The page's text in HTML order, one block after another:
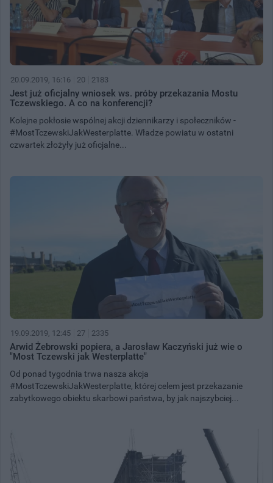
20.09.2019, 16:16 20 2183
Jest już oficjalny wniosek ws. próby przekazania Mostu
Tczewskiego. A co na konferencji?
Kolejne pokłosie wspólnej akcji dziennikarzy i społeczników -
#MostTczewskiJakWesterplatte. Władze powiatu w ostatni
czwartek złożyły już oficjalne...
19.09.2019, 12:45 27 2335
Arwid Żebrowski popiera, a Jarosław Kaczyński już wie o
"Most Tczewski jak Westerplatte"
Od ponad tygodnia trwa nasza akcja
#MostTczewskiJakWesterplatte, której celem jest przekazanie
zabytkowego obiektu skarbowi państwa, by jak najszybciej...